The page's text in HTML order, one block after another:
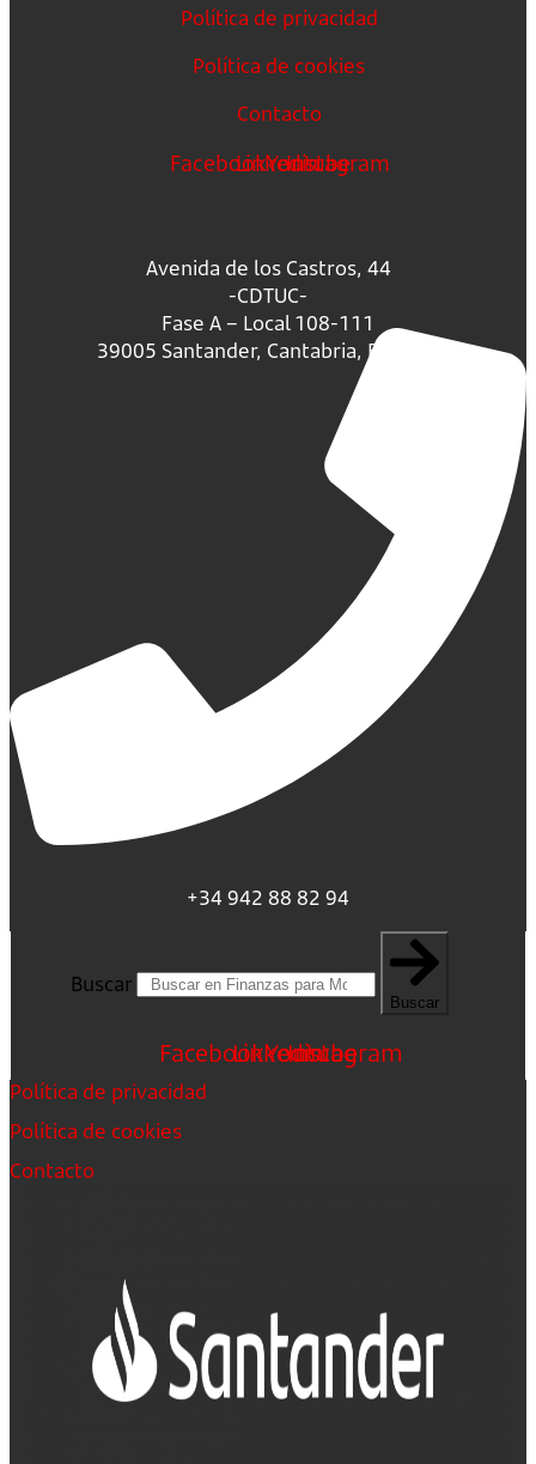
Política de privacidad
Política de cookies
Contacto
FacebookLinkedin
Youtube
Instagram
Avenida de los Castros, 44
-CDTUC-
Fase A – Local 108-111
39005 Santander, Cantabria, España.
+34 942 88 82 94
Buscar
Buscar
FacebookLinkedin
Youtube
Instagram
Política de privacidad
Política de cookies
Contacto